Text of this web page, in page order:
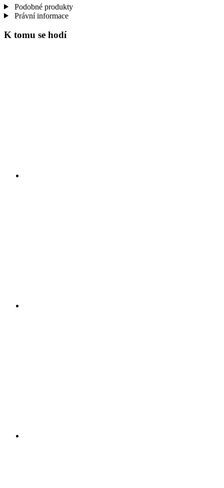
Podobné produkty
Právní informace
K tomu se hodí